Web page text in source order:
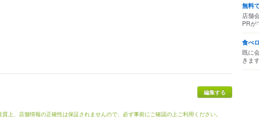
上、店舗情報の正確性は保証されませんので、必ず事前にご確認の上ご利用ください。
無料
店舗
PRが
食べ
既に
きま